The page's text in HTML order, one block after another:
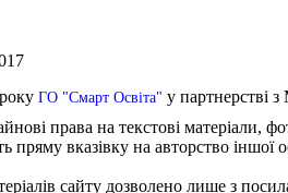
ГО "Смарт Освіта" у партнерстві
права на текстові матеріали,
пряму вказівку на авторство іншої
сайту дозволено лише з